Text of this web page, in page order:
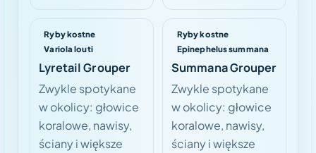
Ryby kostne
Variola louti
Lyretail Grouper
Zwykle spotykane
w okolicy: głowice
koralowe, nawisy,
ściany i większe
Ryby kostne
Epinephelus summana
Summana Grouper
Zwykle spotykane
w okolicy: głowice
koralowe, nawisy,
ściany i większe